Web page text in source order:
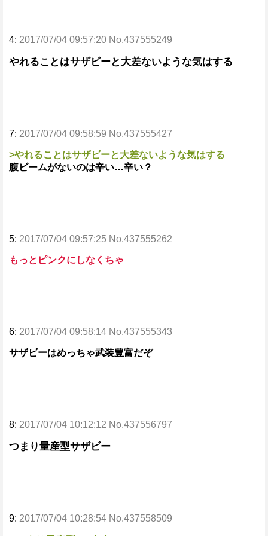
4: 2017/07/04 09:57:20 No.437555249
やれることはサザビーと大差ないような気はする
7: 2017/07/04 09:58:59 No.437555427
>やれることはサザビーと大差ないような気はする
腹ビームがないのは辛い…辛い？
5: 2017/07/04 09:57:25 No.437555262
もっとピンクにしなくちゃ
6: 2017/07/04 09:58:14 No.437555343
サザビーはめっちゃ武装豊富だぞ
8: 2017/07/04 10:12:12 No.437556797
つまり量産型サザビー
9: 2017/07/04 10:28:54 No.437558509